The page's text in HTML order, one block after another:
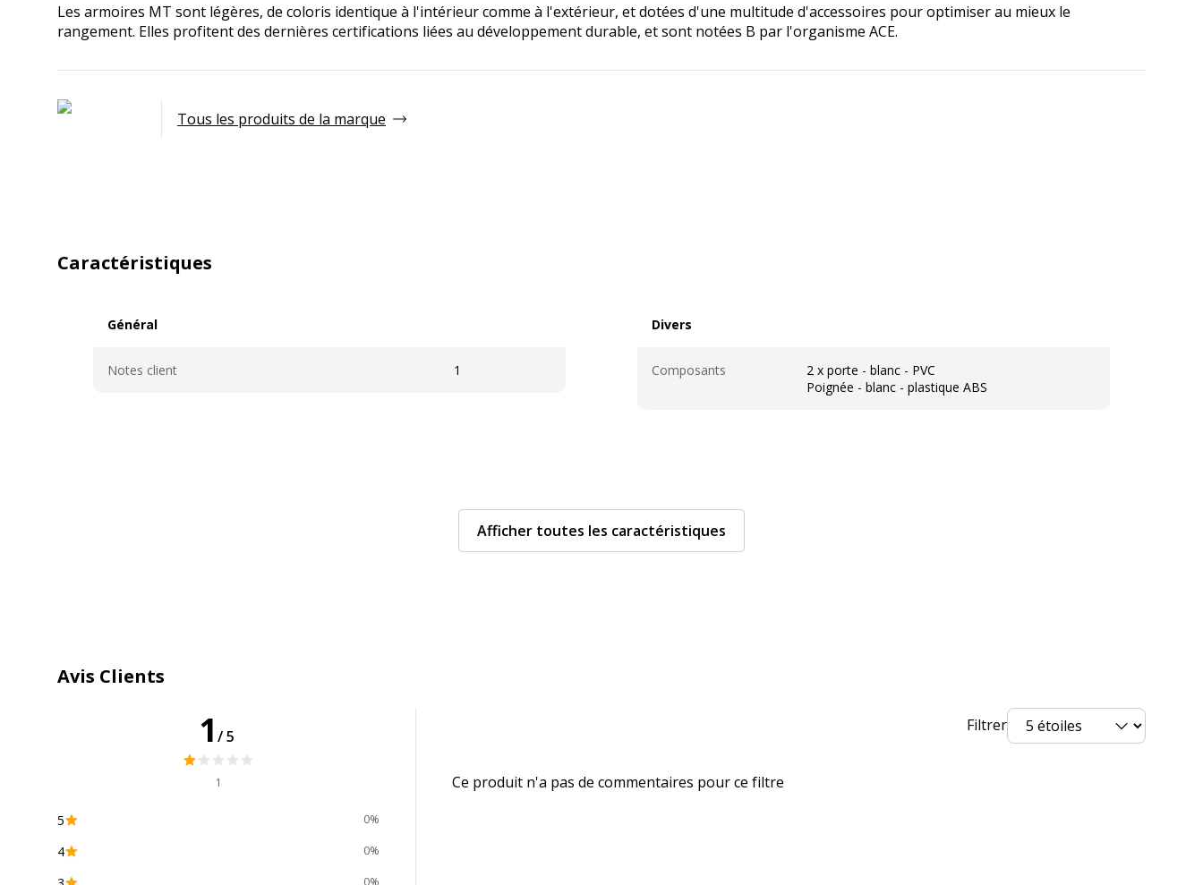
Les armoires MT sont légères, de coloris identique à l'intérieur comme à l'extérieur, et dotées d'une multitude d'accessoires pour optimiser au mieux le
rangement. Elles profitent des dernières certifications liées au développement durable, et sont notées B par l'organisme ACE.
Tous les produits de la marque
Caractéristiques
Général
Notes client 1
Divers
Composants
2 x porte - blanc - PVC
Poignée - blanc - plastique ABS
Caractéristiques techniques
Couleur
Oui (verrouillage à clé)
Catégorie de hauteur mobilier
Afficher toutes les caractéristiques
Avis Clients
1 /5
1
5 0%
4 0%
Filtrer
Ce produit n'a pas de commentaires pour ce filtre